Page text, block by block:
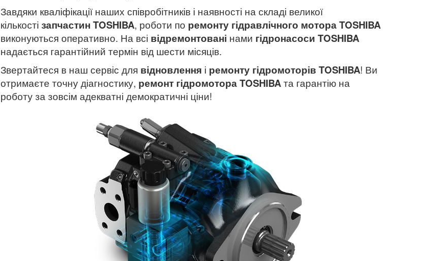
Завдяки кваліфікації наших співробітників і наявності на складі великої
кількості запчастин TOSHIBA, роботи по ремонту гідравлічного мотора TOSHIBA
виконуються оперативно. На всі відремонтовані нами гідронасоси TOSHIBA
надається гарантійний термін від шести місяців.
Звертайтеся в наш сервіс для відновлення і ремонту гідромоторів TOSHIBA! Ви
отримаєте точну діагностику, ремонт гідромотораTOSHIBAта гарантію на
роботу за зовсім адекватні демократичні ціни!